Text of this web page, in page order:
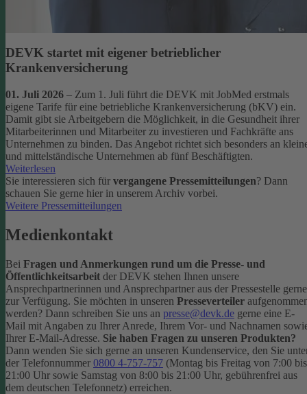
DEVK startet mit eigener betrieblicher
Krankenversicherung
01. Juli 2026 – Zum 1. Juli führt die DEVK mit JobMed erstmals
eigene Tarife für eine betriebliche Krankenversicherung (bKV) ein.
Damit gibt sie Arbeitgebern die Möglichkeit, in die Gesundheit ihrer
Mitarbeiterinnen und Mitarbeiter zu investieren und Fachkräfte ans
Unternehmen zu binden. Das Angebot richtet sich besonders an
und mittelständische Unternehmen ab fünf Beschäftigten.
Weiterlesen
Sie interessieren sich für vergangene Pressemitteilungen? Dann
schauen Sie gerne hier in unserem Archiv vorbei.
Weitere Pressemitteilungen
Medienkontakt
Bei Fragen und Anmerkungen rund um die Presse- und
Öffentlichkeitsarbeit der DEVK stehen Ihnen unsere
Ansprechpartnerinnen und Ansprechpartner aus der Pressestelle gerne
zur Verfügung. Sie möchten in unseren Presseverteiler
werden? Dann schreiben Sie uns an presse@devk.de gerne eine E-
Mail mit Angaben zu Ihrer Anrede, Ihrem Vor- und Nachnamen
Ihrer E-Mail-Adresse. Sie haben Fragen zu unseren Produkten?
Dann wenden Sie sich gerne an unseren Kundenservice, den Sie
der Telefonnummer 0800 4-757-757 (Montag bis Freitag von 7:00 bis
21:00 Uhr sowie Samstag von 8:00 bis 21:00 Uhr, gebührenfrei aus
dem deutschen Telefonnetz) erreichen.